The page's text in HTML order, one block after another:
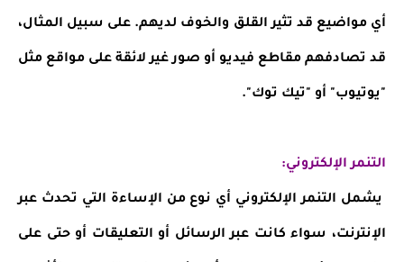
أي مواضيع قد تثير القلق والخوف لديهم. على سبيل المثال،
قد تصادفهم مقاطع فيديو أو صور غير لائقة على مواقع مثل
"يوتيوب" أو "تيك توك".
التنمر الإلكتروني:
يشمل التنمر الإلكتروني أي نوع من الإساءة التي تحدث عبر
الإنترنت، سواء كانت عبر الرسائل أو التعليقات أو حتى على